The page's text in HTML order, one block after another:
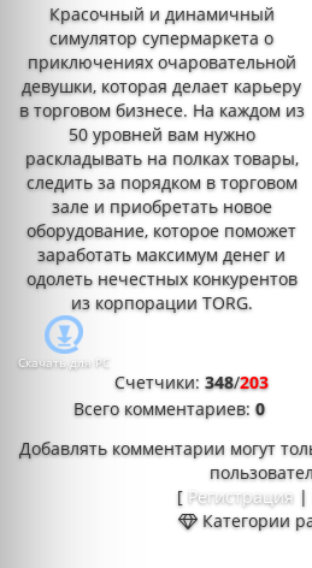
Красочный и динамичный
симулятор супермаркета о
приключениях очаровательной
девушки, которая делает карьеру
в торговом бизнесе. На каждом из
50 уровней вам нужно
раскладывать на полках товары,
следить за порядком в торговом
зале и приобретать новое
оборудование, которое поможет
заработать максимум денег и
одолеть нечестных конкурентов
из корпорации TORG.
Скачать для PC
Счетчики: 348/203
Всего комментариев:0
Добавлять комментарии могут
[ Регистрация |
Категории